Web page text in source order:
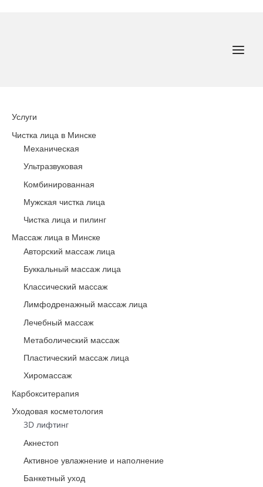
Услуги
Чистка лица в Минске
Механическая
Ультразвуковая
Комбинированная
Мужская чистка лица
Чистка лица и пилинг
Массаж лица в Минске
Авторский массаж лица
Буккальный массаж лица
Классический массаж
Лимфодренажный массаж лица
Лечебный массаж
Метаболический массаж
Пластический массаж лица
Хиромассаж
Карбокситерапия
Уходовая косметология
3D лифтинг
Акнестоп
Активное увлажнение и наполнение
Банкетный уход